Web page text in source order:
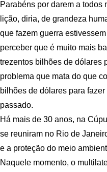
Parabéns por darem a
lição, diria, de grandeza
que fazem guerra
perceber que é muito mais
trezentos bilhões de dólares
problema que mata do que
bilhões de dólares para
passado.
Há mais de 30 anos, na
se reuniram no Rio de
e a proteção do meio
Naquele momento, o